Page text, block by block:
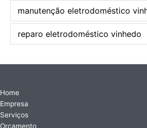
manutenção eletrodoméstico
reparo eletrodoméstico vinhedo
Home
Empresa
Serviços
Orçamento